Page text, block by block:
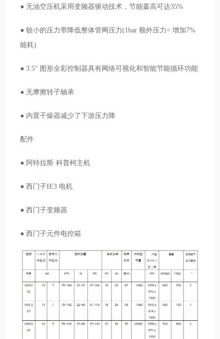
● 无油空压机采用变频器驱动技术，节能蕞高可达35%
● 较小的压力带降低整体管网压力(1bar 额外压力= 增加7%
能耗)
● 3.5" 图形全彩控制器具有网络可视化和智能节能循环功能
● 无摩擦转子轴承
● 内置干燥器减少了下游压力降
配件
● 阿特拉斯·科普柯主机
● 西门子IE3 电机
● 西门子变频器
● 西门子元件电控箱